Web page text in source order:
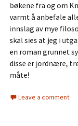
bøkene fra og om
varmt å anbefale
innslag av mye
skal sies at jeg i
en roman grunnet
disse er jordnære,
måte!
Leave a comment